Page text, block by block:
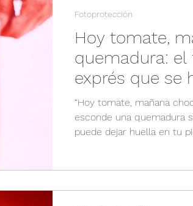
Hoy tomate,
quemadura: el
exprés que se
“Hoy tomate, mañana
esconde una quemadura
puede dejar huella en tu
Fotoprotección